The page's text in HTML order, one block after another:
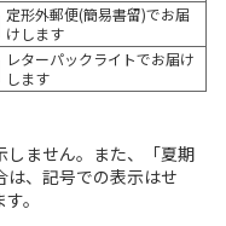
定形外郵便(簡易書留)でお届
けします
レターパックライトでお届け
します
しません。また、「夏期
は、記号での表示はせ
。